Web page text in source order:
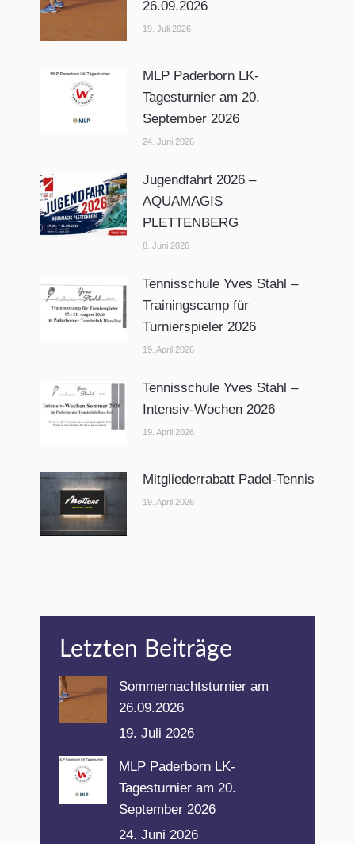
26.09.2026
19. Juli 2026
MLP Paderborn LK-
Tagesturnier am 20.
September 2026
24. Juni 2026
Jugendfahrt 2026 –
AQUAMAGIS
PLETTENBERG
8. Juni 2026
Tennisschule Yves Stahl –
Trainingscamp für
Turnierspieler 2026
19. April 2026
Tennisschule Yves Stahl –
Intensiv-Wochen 2026
19. April 2026
Mitgliederrabatt Padel-Tennis
19. April 2026
Letzten Beiträge
Sommernachtsturnier am
26.09.2026
19. Juli 2026
MLP Paderborn LK-
Tagesturnier am 20.
September 2026
24. Juni 2026